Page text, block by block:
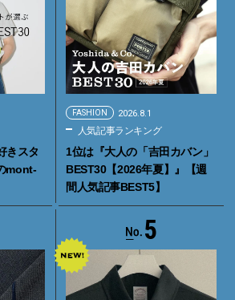
きスタ
mont-
FASHION 2026.8.1
人気記事ランキング
1位は『大人の「吉田カバン」
BEST30【2026年夏】』【週
間人気記事BEST5】
5